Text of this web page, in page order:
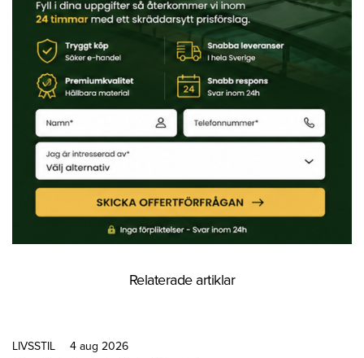
Relaterade artiklar
LIVSSTIL 4 aug 2026